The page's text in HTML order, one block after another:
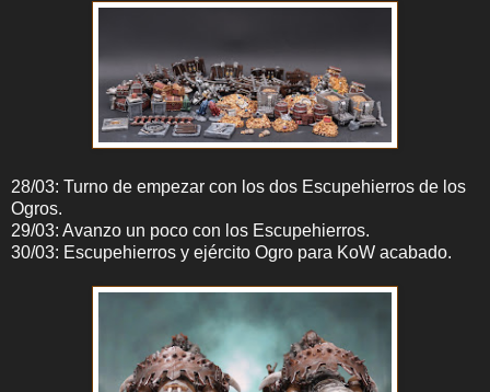
28/03: Turno de empezar con los dos Escupehierros de los
Ogros.
29/03: Avanzo un poco con los Escupehierros.
30/03: Escupehierros y ejército Ogro para KoW acabado.